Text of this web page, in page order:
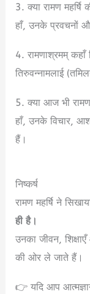
3. क्या रामण महर्षि
हाँ, उनके प्रवचनों
4. रामणाश्रमम् कहाँ
तिरुवन्नामलाई
5. क्या आज भी रामण
हाँ, उनके विचार,
हैं।
निष्कर्ष
रामण महर्षि ने
ही है।
उनका जीवन,
की ओर ले जाते हैं।
👉 यदि आप